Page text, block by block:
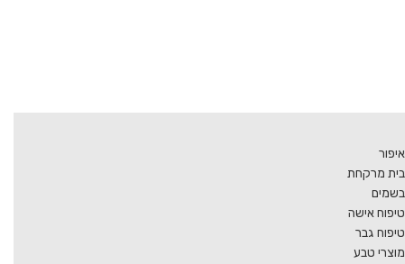
איפור
בית מרקחת
בשמים
טיפוח אישה
טיפוח גבר
מוצרי טבע